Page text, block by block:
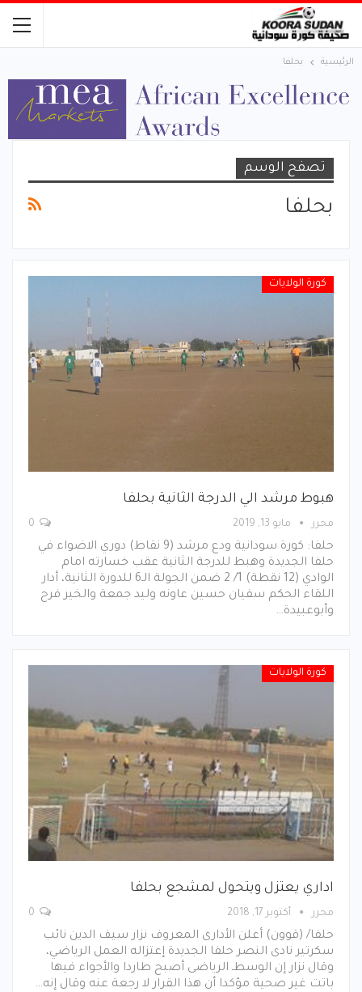
الرئيسية بحلفا
تصفح الوسم
بحلفا
كورة الولايات
هبوط مرشد الي الدرجة الثانية بحلفا
محرر مايو 13, 2019
حلفا: كورة سودانية ودع مرشد (9 نقاط) دوري الاضواء في
حلفا الجديدة وهبط للدرجة الثانية عقب خسارته امام
الوادي (12 نقطة) 1/ 2 ضمن الجولة الـ6 للدورة الثانية، أدار
اللقاء الحكم سفيان حسين عاونه وليد جمعة والخير فرح
وأبوعبيدة…
كورة الولايات
اداري يعتزل ويتحول لمشجع بحلفا
محرر أكتوبر 17, 2018
حلفا/ (قوون) أعلن الأدارى المعروف نزار سيف الدين نائب
سكرتير نادى النصر حلفا الجديدة إعتزاله العمل الرياضي،
وقال نزار إن الوسطـ الرياضى أصبح طاردا والأجواء فيها
باتت غير صحية مؤكدا أن هذا القرار لا رجعة عنه وقال إنه…